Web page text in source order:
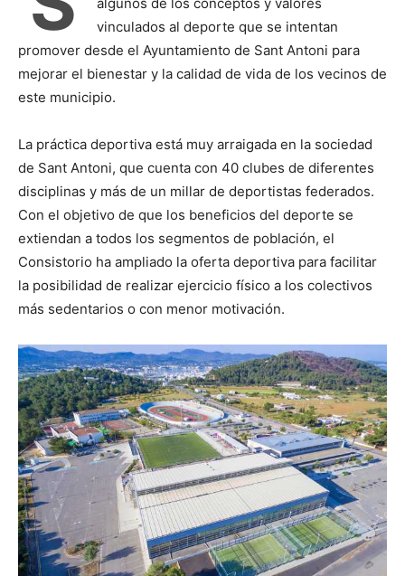
vinculados al deporte que se intentan
promover desde el Ayuntamiento de Sant Antoni para
mejorar el bienestar y la calidad de vida de los vecinos de
este municipio.
La práctica deportiva está muy arraigada en la sociedad
de Sant Antoni, que cuenta con 40 clubes de diferentes
disciplinas y más de un millar de deportistas federados.
Con el objetivo de que los beneficios del deporte se
extiendan a todos los segmentos de población, el
Consistorio ha ampliado la oferta deportiva para facilitar
la posibilidad de realizar ejercicio físico a los colectivos
más sedentarios o con menor motivación.